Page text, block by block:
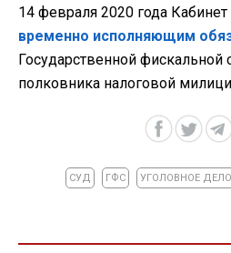
14 февраля 2020 года
временно исполняющим
Государственной
полковника налоговой
СУД ГФС УГОЛОВНОЕ ДЕЛО